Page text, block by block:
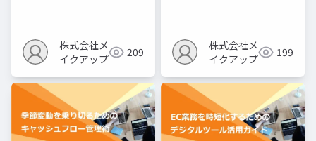
株式会社メ
イクアップ
209
株式会社メ
イクアップ
199